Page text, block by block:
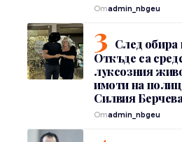
Отadmin_nbgeu
След обира
Откъде са
луксозния
имоти на
Силвия
Отadmin_nbgeu